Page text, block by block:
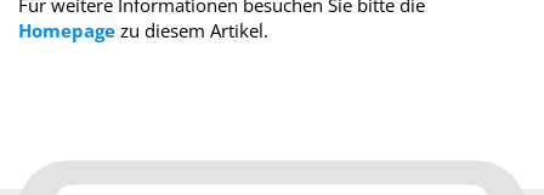
Für weitere Informationen besuchen Sie bitte die
Homepage zu diesem Artikel.